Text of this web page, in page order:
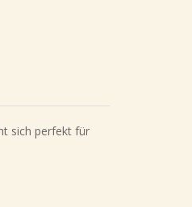
sich perfekt für